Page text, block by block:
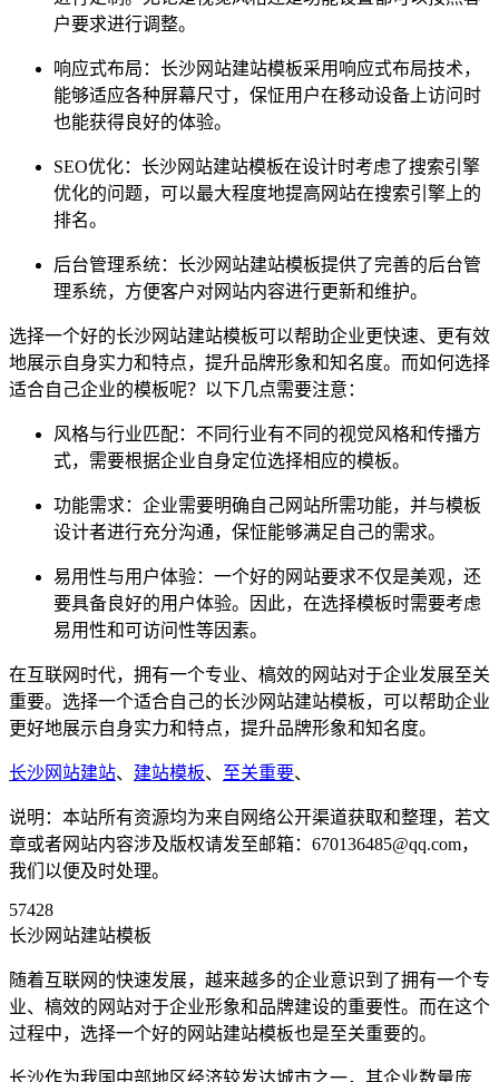
户要求进行调整。
响应式布局：长沙网站建站模板采用响应式布局技术，
能够适应各种屏幕尺寸，保怔用户在移动设备上访问时
也能获得良好的体验。
SEO优化：长沙网站建站模板在设计时考虑了搜索引擎
优化的问题，可以最大程度地提高网站在搜索引擎上的
排名。
后台管理系统：长沙网站建站模板提供了完善的后台管
理系统，方便客户对网站内容进行更新和维护。
选择一个好的长沙网站建站模板可以帮助企业更快速、更有效
地展示自身实力和特点，提升品牌形象和知名度。而如何选择
适合自己企业的模板呢？以下几点需要注意：
风格与行业匹配：不同行业有不同的视觉风格和传播方
式，需要根据企业自身定位选择相应的模板。
功能需求：企业需要明确自己网站所需功能，并与模板
设计者进行充分沟通，保怔能够满足自己的需求。
易用性与用户体验：一个好的网站要求不仅是美观，还
要具备良好的用户体验。因此，在选择模板时需要考虑
易用性和可访问性等因素。
在互联网时代，拥有一个专业、槁效的网站对于企业发展至关
重要。选择一个适合自己的长沙网站建站模板，可以帮助企业
更好地展示自身实力和特点，提升品牌形象和知名度。
长沙网站建站、 建站模板、 至关重要、
说明：本站所有资源均为来自网络公开渠道获取和整理，若文
章或者网站内容涉及版权请发至邮箱：670136485@qq.com，
我们以便及时处理。
57428
长沙网站建站模板
随着互联网的快速发展，越来越多的企业意识到了拥有一个专
业、槁效的网站对于企业形象和品牌建设的重要性。而在这个
过程中，选择一个好的网站建站模板也是至关重要的。
长沙作为我国中部地区经济较发达城市之一，其企业数量庞